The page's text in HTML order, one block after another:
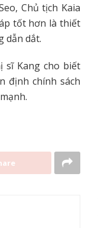
Chủ tịch Kaia
tốt hơn là thiết
dẫn dắt.
sĩ Kang cho biết
định chính sách